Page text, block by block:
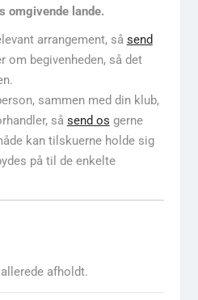
omgivende lande.
arrangement, så send
om begivenheden, så det
sammen med din klub,
så send os gerne
kan tilskuerne holde sig
på til de enkelte
afholdt.